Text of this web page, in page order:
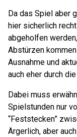
Da das Spiel aber
hier sicherlich
abgeholfen
Abstürzen
Ausnahme und
auch eher durch
Dabei muss
Spielstunden nur
“Feststecken”
Ärgerlich, aber